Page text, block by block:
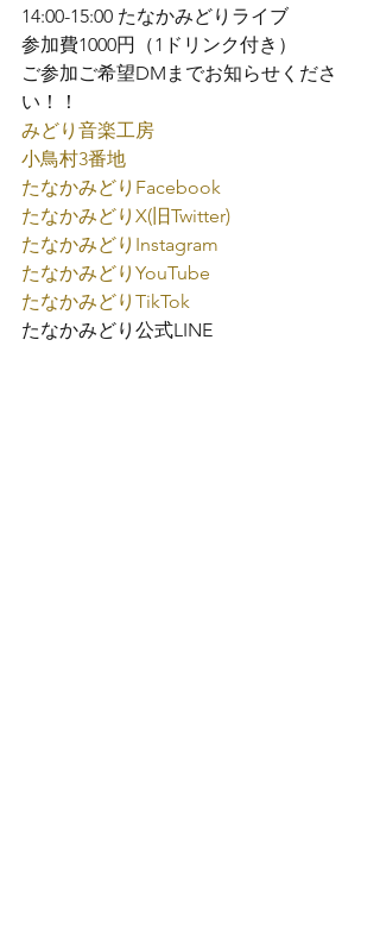
14:00-15:00 たなかみどりライブ
参加費1000円（1ドリンク付き）
ご参加ご希望DMまでお知らせくださ
い！！
みどり音楽工房
小鳥村3番地
たなかみどり Facebook
たなかみどり X(旧Twitter)
たなかみどり Instagram
たなかみどり YouTube
たなかみどり TikTok
たなかみどり公式LINE